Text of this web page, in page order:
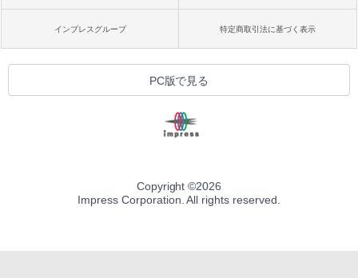
インプレスグループ 特定商取引法に基づく表示
PC版で見る
Copyright ©2026
Impress Corporation. All rights reserved.